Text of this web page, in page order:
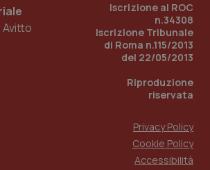
Avitto
Iscrizione al ROC
n.34308
Iscrizione Tribunale
di Roma n.115/2013
del 22/05/2013
Riproduzione
riservata
Privacy Policy
Cookie Policy
Accessibilità
.quotidianosanita.it
1
mese